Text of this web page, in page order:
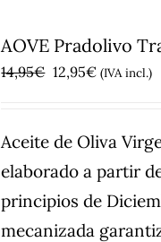
AOVE Pradolivo
14,95€ El
era:
14,95€.
12,95€El
es:
12,95€.
(IVA incl.)
Aceite de Oliva
elaborado a partir
principios de
mecanizada